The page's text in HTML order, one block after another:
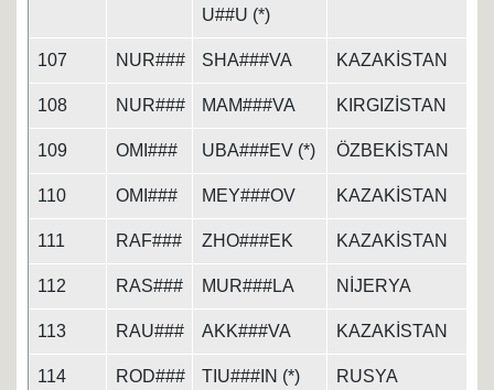
U##U (*)
107 NUR### SHA###VA KAZAKİSTAN
108 NUR### MAM###VA KIRGIZİSTAN
109 OMI### UBA###EV (*) ÖZBEKİSTAN
110 OMI### MEY###OV KAZAKİSTAN
111 RAF### ZHO###EK KAZAKİSTAN
112 RAS### MUR###LA NİJERYA
113 RAU### AKK###VA KAZAKİSTAN
114 ROD### TIU###IN (*) RUSYA